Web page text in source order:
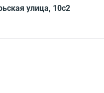
улица, 10с2